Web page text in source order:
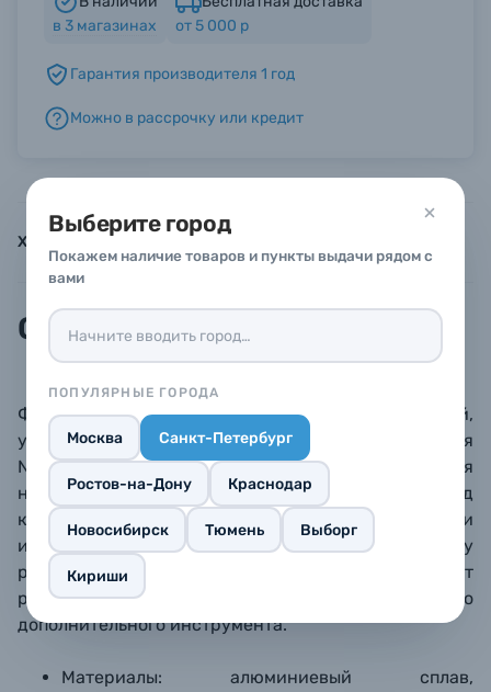
Выберите город
Покажем наличие товаров и пункты выдачи рядом с
вами
ПОПУЛЯРНЫЕ ГОРОДА
Москва Санкт-Петербург
Ростов-на-Дону Краснодар
Новосибирск Тюмень Выборг
Кириши
Б/У фототехника (Комиссионные товары)
Уценённые товары
в 3 магазинах
от 5 000 р
Гарантия производителя 1 год
Можно в рассрочку или кредит
Характеристики Инструкции
Описание
Фиксатор (зажим) для HDMI и USB-C кабелей,
устанавливаемый на клетку Tilta Camera Cage для
Nikon Z8. Фиксация кабелей необходима для
надежного соединения, а также для защиты гнезд
камеры: случайный рывок за кабель может вывести
их из строя, что приведет к дорогостоящему
ремонту. Болты с накатанной головкой позволяют
работать с фиксатором без какого-либо
дополнительного инструмента.
Материалы: алюминиевый сплав,